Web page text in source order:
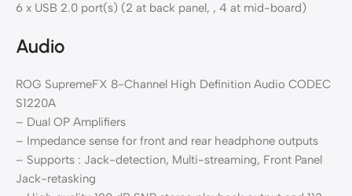
6 x USB 2.0 port(s) (2 at back panel, , 4 at mid-board)
Audio
ROG SupremeFX 8-Channel High Definition Audio CODEC
S1220A
– Dual OP Amplifiers
– Impedance sense for front and rear headphone outputs
– Supports : Jack-detection, Multi-streaming, Front Panel
Jack-retasking